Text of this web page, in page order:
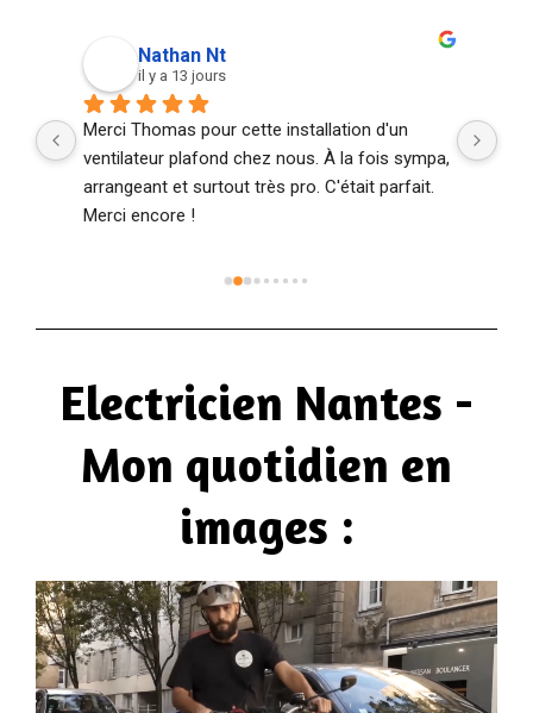
Nathan Nt
il y a 13 jours
Merci Thomas pour cette installation d'un
ventilateur plafond chez nous. À la fois sympa,
arrangeant et surtout très pro. C'était parfait.
Merci encore !
De bon
Electricien Nantes -
Mon quotidien en
images :